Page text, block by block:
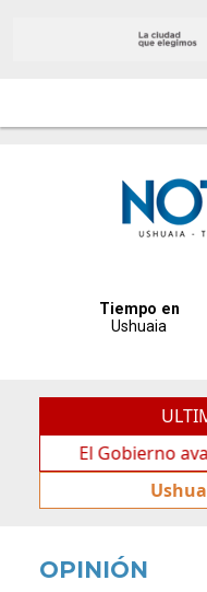
El Gobierno avanza
OPINIÓN